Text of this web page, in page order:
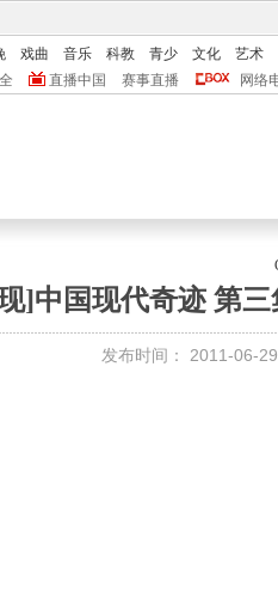
戏曲 音乐 科教 青少 文化
艺术
直播中国 赛事直播 网络
]中国现代奇迹 第三
发布时间： 2011-06-